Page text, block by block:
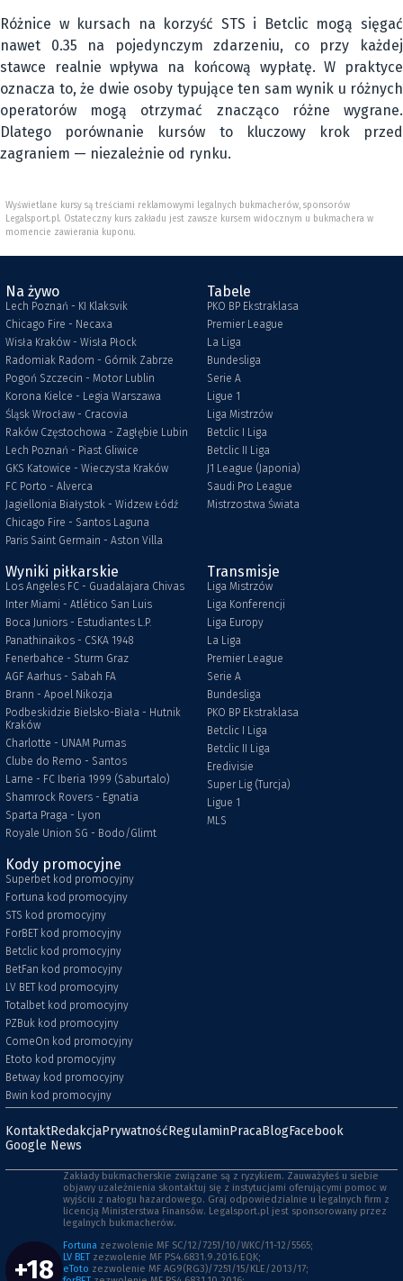
Różnice w kursach na korzyść STS i Betclic mogą sięgać
nawet 0.35 na pojedynczym zdarzeniu, co przy każdej
stawce realnie wpływa na końcową wypłatę. W praktyce
oznacza to, że dwie osoby typujące ten sam wynik u różnych
operatorów mogą otrzymać znacząco różne wygrane.
Dlatego porównanie kursów to kluczowy krok przed
zagraniem — niezależnie od rynku.
Wyświetlane kursy są treściami reklamowymi legalnych bukmacherów, sponsorów
Legalsport.pl. Ostateczny kurs zakładu jest zawsze kursem widocznym u bukmachera w
momencie zawierania kuponu.
Na żywo
Lech Poznań - KI Klaksvik
Chicago Fire - Necaxa
Wisła Kraków - Wisła Płock
Radomiak Radom - Górnik Zabrze
Pogoń Szczecin - Motor Lublin
Korona Kielce - Legia Warszawa
Śląsk Wrocław - Cracovia
Raków Częstochowa - Zagłębie Lubin
Lech Poznań - Piast Gliwice
GKS Katowice - Wieczysta Kraków
FC Porto - Alverca
Jagiellonia Białystok - Widzew Łódź
Chicago Fire - Santos Laguna
Paris Saint Germain - Aston Villa
Tabele
PKO BP Ekstraklasa
Premier League
La Liga
Bundesliga
Serie A
Ligue 1
Liga Mistrzów
Betclic I Liga
Betclic II Liga
J1 League (Japonia)
Saudi Pro League
Mistrzostwa Świata
Wyniki piłkarskie
Los Angeles FC - Guadalajara Chivas
Inter Miami - Atlético San Luis
Boca Juniors - Estudiantes L.P.
Panathinaikos - CSKA 1948
Fenerbahce - Sturm Graz
AGF Aarhus - Sabah FA
Brann - Apoel Nikozja
Podbeskidzie Bielsko-Biała - Hutnik
Kraków
Charlotte - UNAM Pumas
Clube do Remo - Santos
Larne - FC Iberia 1999 (Saburtalo)
Shamrock Rovers - Egnatia
Sparta Praga - Lyon
Royale Union SG - Bodo/Glimt
Transmisje
Liga Mistrzów
Liga Konferencji
Liga Europy
La Liga
Premier League
Serie A
Bundesliga
PKO BP Ekstraklasa
Betclic I Liga
Betclic II Liga
Eredivisie
Super Lig (Turcja)
Ligue 1
MLS
Kody promocyjne
Superbet kod promocyjny
Fortuna kod promocyjny
STS kod promocyjny
ForBET kod promocyjny
Betclic kod promocyjny
BetFan kod promocyjny
LV BET kod promocyjny
Totalbet kod promocyjny
PZBuk kod promocyjny
ComeOn kod promocyjny
Etoto kod promocyjny
Betway kod promocyjny
Bwin kod promocyjny
KontaktRedakcjaPrywatnośćRegulaminPracaBlogFacebook
Google News
+18
Zakłady bukmacherskie związane są z ryzykiem. Zauważyłeś u siebie
objawy uzależnienia skontaktuj się z instytucjami oferującymi pomoc w
wyjściu z nałogu hazardowego. Graj odpowiedzialnie u legalnych firm z
licencją Ministerstwa Finansów. Legalsport.pl jest sponsorowany przez
legalnych bukmacherów.
Fortuna zezwolenie MF SC/12/7251/10/WKC/11-12/5565;
LV BET zezwolenie MF PS4.6831.9.2016.EQK;
eToto zezwolenie MF AG9(RG3)/7251/15/KLE/2013/17;